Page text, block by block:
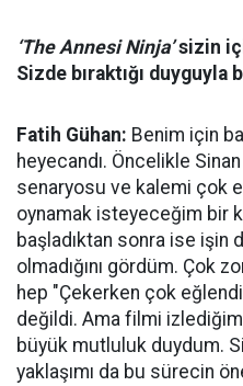
‘The Annesi Ninja’ sizin
Sizde bıraktığı duyguyla
Fatih Gühan: Benim için
heyecandı. Öncelikle
senaryosu ve kalemi çok
oynamak isteyeceğim bir
başladıktan sonra ise işin
olmadığını gördüm. Çok
hep "Çekerken çok
değildi. Ama filmi
büyük mutluluk duydum.
yaklaşımı da bu sürecin